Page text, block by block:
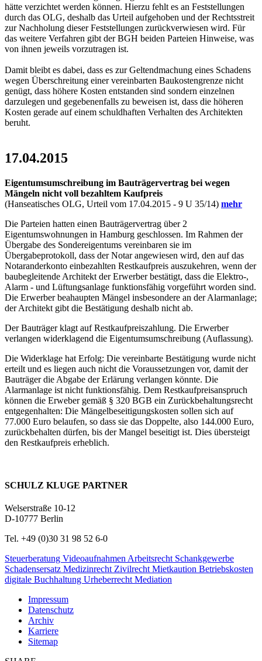
hätte verzichtet werden können. Hierzu fehlt es an Feststellungen
durch das OLG, deshalb das Urteil aufgehoben und der Rechtsstreit
zur Nachholung dieser Feststellungen zurückverwiesen wird. Für
das weitere Verfahren gibt der BGH beiden Parteien Hinweise, was
von ihnen jeweils vorzutragen ist.
Damit bleibt es dabei, dass es zur Geltendmachung eines Schadens
wegen Überschreitung einer vereinbarten Baukostengrenze nicht
genügt, dass höhere Kosten entstanden sind sondern einzelnen
darzulegen und gegebenenfalls zu beweisen ist, dass die höheren
Kosten gerade auf einem schuldhaften Verhalten des Architekten
beruht.
17.04.2015
Eigentumsumschreibung im Bauträgervertrag bei wegen
Mängeln nicht voll bezahltem Kaufpreis
(Hanseatisches OLG, Urteil vom 17.04.2015 - 9 U 35/14) mehr
Die Parteien hatten einen Bauträgervertrag über 2
Eigentumswohnungen in Hamburg geschlossen. Im Rahmen der
Übergabe des Sondereigentums vereinbaren sie im
Übergabeprotokoll, dass der Notar angewiesen wird, den auf das
Notaranderkonto einbezahlten Restkaufpreis auszukehren, wenn der
baubegleitende Architekt der Erwerber bestätigt, dass die Elektro-,
Alarm - und Lüftungsanlage funktionsfähig vorgeführt worden sind.
Die Erwerber beahaupten Mängel insbesondere an der Alarmanlage;
der Architekt gibt die Bestätigung deshalb nicht ab.
Der Bauträger klagt auf Restkaufpreiszahlung. Die Erwerber
verlangen widerklagend die Eigentumsumschreibung (Auflassung).
Die Widerklage hat Erfolg: Die vereinbarte Bestätigung wurde nicht
erteilt und es liegen auch nicht die Voraussetzungen vor, damit der
Bauträger die Abgabe der Erlärung verlangen könnte. Die
Alarmanlage ist nicht funktionsfähig. Dem Restkaufpreisanspruch
können die Erweber gemäß § 320 BGB ein Zurückbehaltungsrecht
entgegenhalten: Die Mängelbeseitigungskosten sollen sich auf
77.000 Euro belaufen, so dass sie das Doppelte, also 144.000 Euro,
zurückbehalten dürfen, bis der Mangel beseitigt ist. Dies übersteigt
den Restkaufpreis erheblich.
SCHULZ KLUGE PARTNER
Welserstraße 10-12
D-10777 Berlin
Tel. +49 (0)30 31 98 52 6-0
Steuerberatung Videoaufnahmen Arbeitsrecht Schankgewerbe
Schadensersatz Medizinrecht Zivilrecht Mietkaution Betriebskosten
digitale Buchhaltung Urheberrecht Mediation
Impressum
Datenschutz
Archiv
Karriere
Sitemap